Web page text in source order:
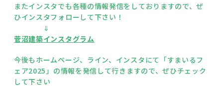
またインスタでも各種の情報発信をしておりますので、ぜ
ひインスタフォローして下さい！
⇓
菅沼建築インスタグラム
今後もホームページ、ライン、インスタにて「すまいるフ
ェア2025」の情報を発信して行きますので、ぜひチェック
して下さい